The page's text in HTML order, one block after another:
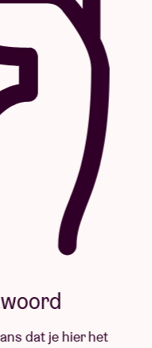
dat je hier het